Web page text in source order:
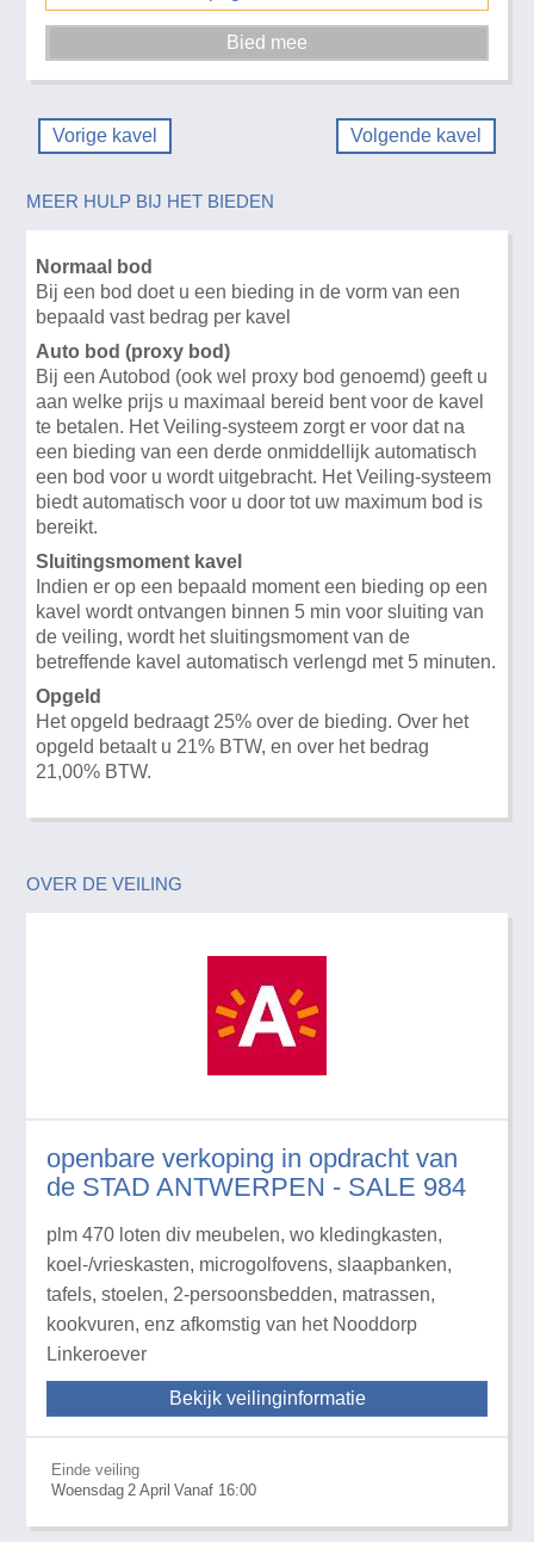
Vorige kavel Volgende kavel
MEER HULP BIJ HET BIEDEN
Normaal bod
Bij een bod doet u een bieding in de vorm van een
bepaald vast bedrag per kavel
Auto bod (proxy bod)
Bij een Autobod (ook wel proxy bod genoemd) geeft u
aan welke prijs u maximaal bereid bent voor de kavel
te betalen. Het Veiling-systeem zorgt er voor dat na
een bieding van een derde onmiddellijk automatisch
een bod voor u wordt uitgebracht. Het Veiling-systeem
biedt automatisch voor u door tot uw maximum bod is
bereikt.
Sluitingsmoment kavel
Indien er op een bepaald moment een bieding op een
kavel wordt ontvangen binnen 5 min voor sluiting van
de veiling, wordt het sluitingsmoment van de
betreffende kavel automatisch verlengd met 5 minuten.
Opgeld
Het opgeld bedraagt 25% over de bieding. Over het
opgeld betaalt u 21% BTW, en over het bedrag
21,00% BTW.
OVER DE VEILING
openbare verkoping in opdracht van
de STAD ANTWERPEN - SALE 984
plm 470 loten div meubelen, wo kledingkasten,
koel-/vrieskasten, microgolfovens, slaapbanken,
tafels, stoelen, 2-persoonsbedden, matrassen,
kookvuren, enz afkomstig van het Nooddorp
Linkeroever
Bekijk veilinginformatie
Einde veiling
Woensdag 2 April Vanaf 16:00